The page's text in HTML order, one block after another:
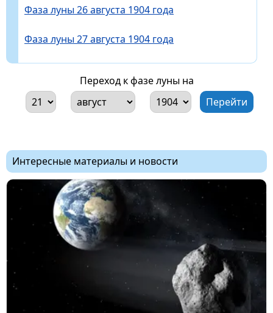
Фаза луны 26 августа 1904 года
Фаза луны 27 августа 1904 года
Переход к фазе луны на
Интересные материалы и новости